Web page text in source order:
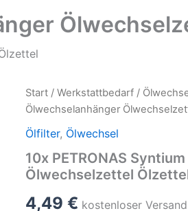
Start / Werkstattbedarf /
Ölwechselanhänger
Ölfilter, Ölwechsel
10x PETRONAS
Ölwechselzettel
4,49 € kostenloser Versand